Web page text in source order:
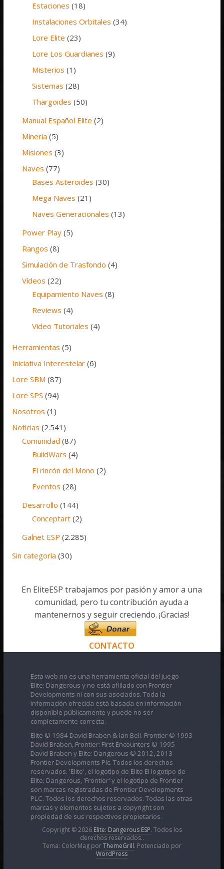
Estaciones (18)
Instalaciones Orbitales (34)
Lore Elite (23)
Lore Los Guardianes (9)
Misterios (1)
Sistemas (28)
Thargoides (50)
Manual Español Elite (2)
Minería (5)
Misiones (3)
Naves (77)
Bases Asteroides (30)
Mega Naves (21)
Naves Generacionales (13)
Power Play (5)
Rangos (8)
Simulación de Trasfondo (4)
Vídeos (22)
Equipamiento Naves (8)
Reviews (4)
Video Tutoriales (4)
Herramientas (5)
Iniciativa Interestelar (6)
Lore SBM (87)
Lore SPS (94)
Nosotros (1)
Noticias (2.541)
Comunidad (87)
BuildWars (4)
El rincón del Mono (2)
Eventos (28)
Desarrollo (144)
Conceptart (2)
Galnet ESP (2.285)
Sin categoría (30)
En EliteESP trabajamos por pasión y amor a una
comunidad, pero tu contribución ayuda a
mantenernos y seguir creciendo. ¡Gracias!
CONTACTO
Esta web no es una herramienta oficial del juego
Elite: Dangerous y no está afiliado con Frontier
Developments ni con sus asociados. Toda la
información ofrecida está basada en información
disponible públicamente y puede no ser
completamente correcta.
Elite © 1984 David Braben & Ian Bell. Frontier © 1993
David Braben, Frontier: First Encounters © 1995
David Braben y Elite: Dangerous © 2012, 2013
Frontier Developments Plc. Todos los derechos
reservados. 'Elite', el logotipo de Elite El logotipo de
Elite: Dangerous, 'Frontier' y el logotipo de Frontier
son marcas registradas de Frontier Developments
PLC. Todos los derechos reservados. Todas las otras
marcas y elementos sujetos a copyright son
propiedad de sus respectivos propietarios.
Copyright © 2026 Elite: Dangerous ESP. Todos los
derechos reservados..
Tema: ColorMag porThemeGrill. Potenciado por
WordPress